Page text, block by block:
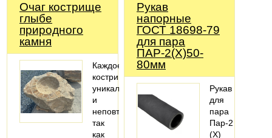
Очаг кострище
глыбе
природного
камня
Каждое
кострище
уникально
и
неповторимо
так
как
Рукав
напорные
ГОСТ 18698-79
для пара
ПАР-2(Х)50-
80мм
Рукав
для
пара
Пар-2
(X)